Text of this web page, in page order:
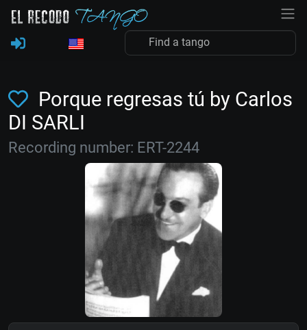
Porque regresas tú by Carlos
DI SARLI
Recording number: ERT-2244